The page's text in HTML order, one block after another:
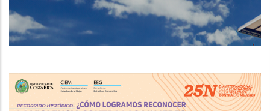
NAVEGACIÓN